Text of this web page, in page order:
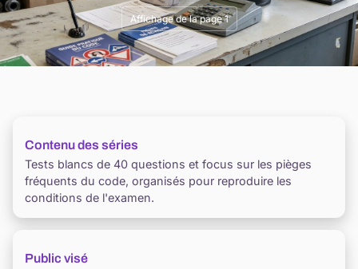
Affichage de la page 1
Contenu des séries
Tests blancs de 40 questions et focus sur les pièges
fréquents du code, organisés pour reproduire les
conditions de l'examen.
Public visé